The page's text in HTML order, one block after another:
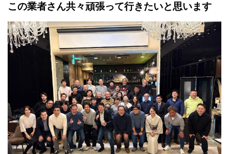
この業者さん共々頑張って行きたいと思います